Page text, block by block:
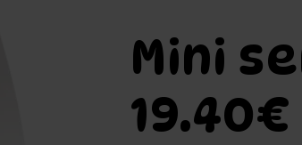
Mini
19.40€